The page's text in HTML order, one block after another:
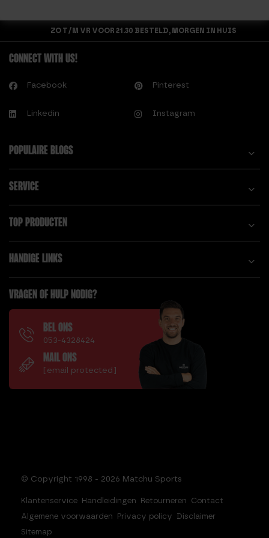
ZO T/M VR VOOR 21.30 BESTELD, MORGEN IN HUIS
CONNECT WITH US!
Facebook Pinterest
Linkedin Instagram
POPULAIRE BLOGS
SERVICE
TOP PRODUCTEN
HANDIGE LINKS
VRAGEN OF HULP NODIG?
BEL ONS
053-4328424
MAIL ONS
[email protected]
© Copyright 1998 - 2026 Matchu Sports
Klantenservice Handleidingen Retourneren Contact
Algemene voorwaarden Privacy policy Disclaimer
Sitemap